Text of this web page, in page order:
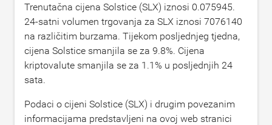
Trenutačna cijena Solstice (SLX) iznosi 0.075945.
24-satni volumen trgovanja za SLX iznosi 7076140
na različitim burzama. Tijekom posljednjeg tjedna,
cijena Solstice smanjila se za 9.8%. Cijena
kriptovalute smanjila se za 1.1% u posljednjih 24
sata.
Podaci o cijeni Solstice (SLX) i drugim povezanim
informacijama predstavljeni na ovoj web stranici